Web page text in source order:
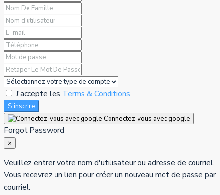
J'accepte les Terms & Conditions
S'inscrire
Connectez-vous avec google
Forgot Password
×
Veuillez entrer votre nom d'utilisateur ou adresse de courriel.
Vous recevrez un lien pour créer un nouveau mot de passe par
courriel.